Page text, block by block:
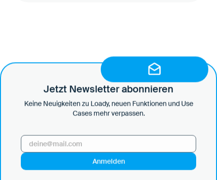
Unterstützung nach Bedarf
Wir begleiten dich durch das Onboarding und sorgen mit
Jetzt Newsletter abonnieren
Keine Neuigkeiten zu Loady, neuen Funktionen und Use
Cases mehr verpassen.